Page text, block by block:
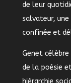
de leur
salvateur,
confinée et
Genet célèbre
de la poésie
hiérarchie